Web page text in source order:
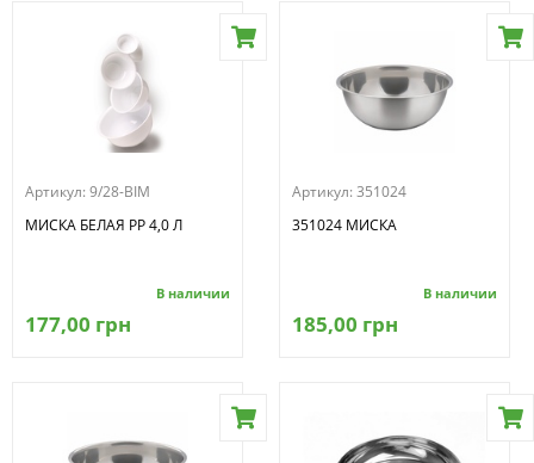
Артикул: 9/28-BIM
МИСКА БЕЛАЯ PP 4,0 Л
В наличии
177,00 грн
Артикул: 351024
351024 МИСКА
В наличии
185,00 грн